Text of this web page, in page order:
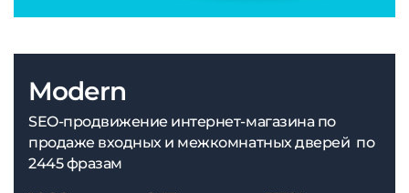
Modern
SEO-продвижение интернет-магазина по
продаже входных и межкомнатных дверей по
2445 фразам